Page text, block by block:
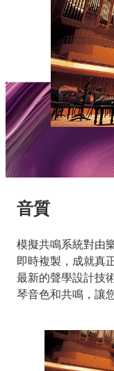
音質
模擬共鳴系統對由
即時複製，成就真
最新的聲學設計技
琴音色和共鳴，讓